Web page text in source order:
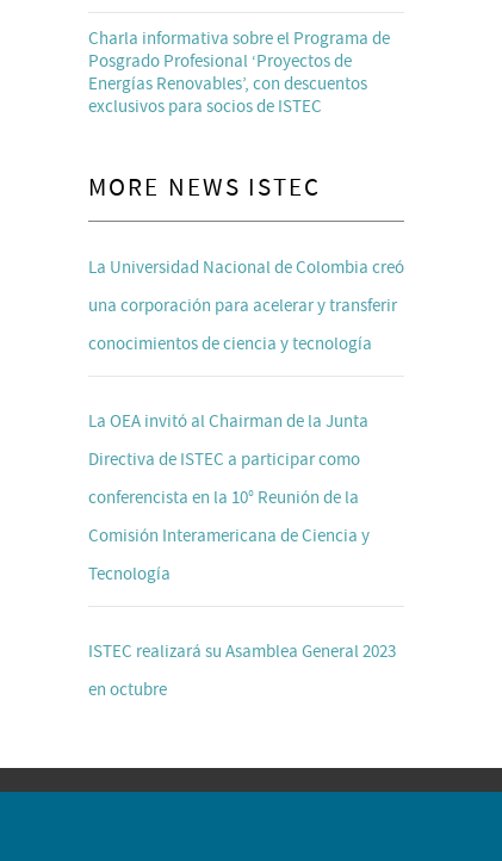
Charla informativa sobre el Programa de
Posgrado Profesional ‘Proyectos de
Energías Renovables’, con descuentos
exclusivos para socios de ISTEC
MORE NEWS ISTEC
La Universidad Nacional de Colombia creó
una corporación para acelerar y transferir
conocimientos de ciencia y tecnología
La OEA invitó al Chairman de la Junta
Directiva de ISTEC a participar como
conferencista en la 10° Reunión de la
Comisión Interamericana de Ciencia y
Tecnología
ISTEC realizará su Asamblea General 2023
en octubre